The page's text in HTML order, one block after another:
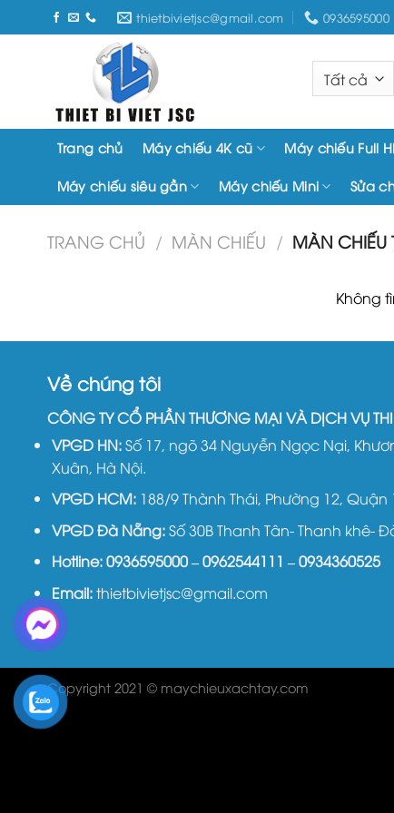
Chuyển
đến
thietbivietjsc@gmail.com 0936595000
Trang chủ Máy chiếu 4K cũ Máy chiếu Full
Máy chiếu siêu gần Máy chiếu Mini Sửa
TRANG CHỦ / MÀN CHIẾU / MÀN
Không
Về chúng tôi
CÔNG TY CỔ PHẦN THƯƠNG MẠI VÀ DỊCH VỤ
VPGD HN:Số 17, ngõ 34 Nguyễn Ngọc Nại,
Xuân, Hà Nội.
VPGD HCM: 188/9 Thành Thái, Phường 12, Quận
VPGD Đà Nẵng:Số 30B Thanh Tân- Thanh khê-
Hotline:0936595000–0962544111 –0934360525
Email:thietbivietjsc@gmail.com
Copyright 2021 © maychieuxachtay.com